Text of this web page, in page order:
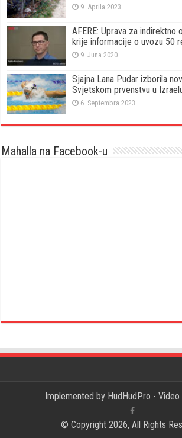
9. Aprila 2023.
AFERE: Uprava za indirektno
krije informacije o uvozu 50
9. Juna 2020.
Sjajna Lana Pudar izborila
Svjetskom prvenstvu u
6. Septembra 2023.
Mahalla na Facebook-u
Implemented by HudHudPro -
© Copyright 2026, All Rights